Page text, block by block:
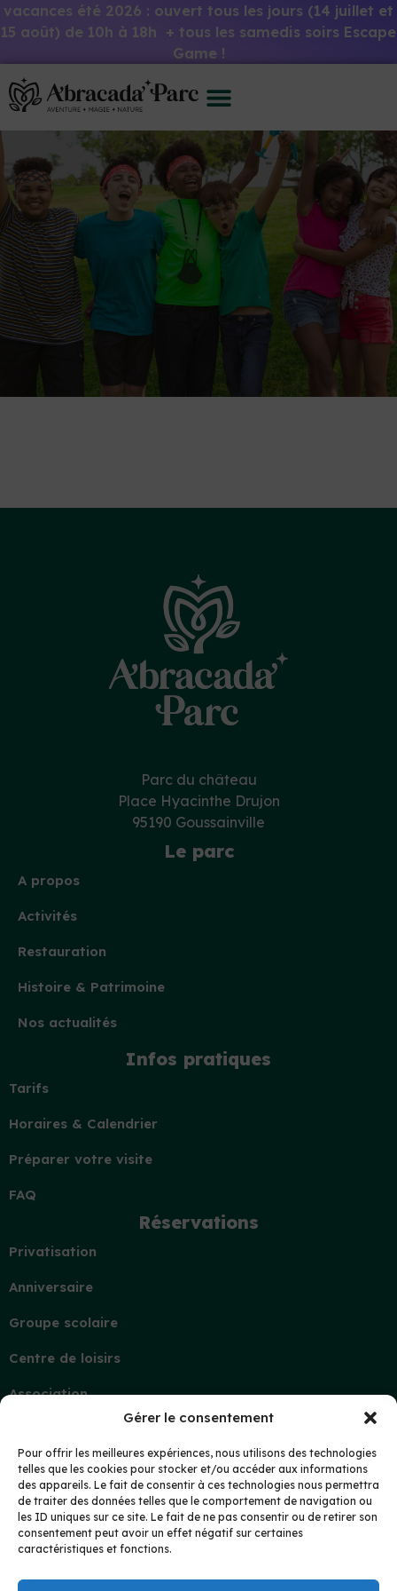
Gérer le consentement
Pour offrir les meilleures expériences, nous utilisons des technologies
telles que les cookies pour stocker et/ou accéder aux informations
des appareils. Le fait de consentir à ces technologies nous permettra
de traiter des données telles que le comportement de navigation ou
les ID uniques sur ce site. Le fait de ne pas consentir ou de retirer son
consentement peut avoir un effet négatif sur certaines
caractéristiques et fonctions.
vacances été 2026 : ouvert tous les jours (14 juillet et
15 août) de 10h à 18h + tous les samedis soirs Escape
Game !
Parc du château
Place Hyacinthe Drujon
95190 Goussainville
Le parc
A propos
Activités
Restauration
Histoire & Patrimoine
Nos actualités
Infos pratiques
Tarifs
Horaires & Calendrier
Préparer votre visite
FAQ
Réservations
Privatisation
Anniversaire
Groupe scolaire
Centre de loisirs
Association
Demande d’information
Mon compte
Protection des données
Recrutement
Suivez-nous !